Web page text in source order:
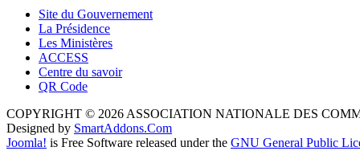
Site du Gouvernement
La Présidence
Les Ministères
ACCESS
Centre du savoir
QR Code
COPYRIGHT © 2026 ASSOCIATION NATIONALE DES
Designed by SmartAddons.Com
Joomla! is Free Software released under the GNU General Public